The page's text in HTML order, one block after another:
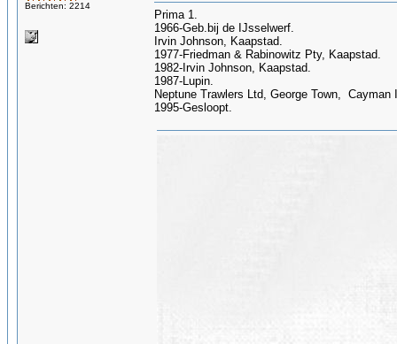
Berichten: 2214
Prima 1.
1966-Geb.bij de IJsselwerf.
Irvin Johnson, Kaapstad.
1977-Friedman & Rabinowitz Pty, Kaapstad.
1982-Irvin Johnson, Kaapstad.
1987-Lupin.
Neptune Trawlers Ltd, George Town, Cayman
1995-Gesloopt.